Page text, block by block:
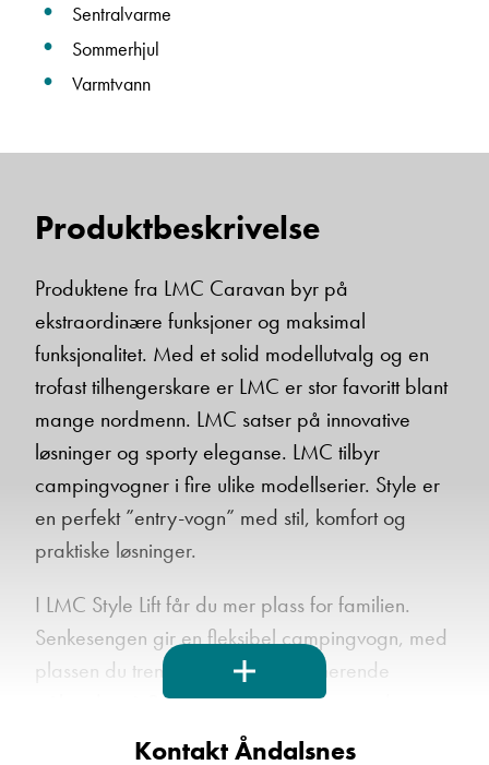
Frode Hoff Lund
Vis telefon
Vis epost
Ta kontakt
Lurer du på noe? Spør!
Hva gjelder det?
Sentralvarme
Sommerhjul
Varmtvann
Produktbeskrivelse
Produktene fra LMC Caravan byr på
ekstraordinære funksjoner og maksimal
funksjonalitet. Med et solid modellutvalg og en
trofast tilhengerskare er LMC er stor favoritt blant
mange nordmenn. LMC satser på innovative
løsninger og sporty eleganse. LMC tilbyr
campingvogner i fire ulike modellserier. Style er
en perfekt ”entry-vogn” med stil, komfort og
praktiske løsninger.
I LMC Style Lift får du mer plass for familien.
Senkesengen gir en fleksibel campingvogn, med
plassen du trenger. Med en imponerende
ståhøyde på 2,08 m i stue, gir det en god
romfølelse om dagen, og til kvelden kan vognen
Kontakt Åndalsnes